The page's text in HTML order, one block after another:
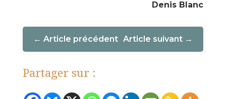
Denis Blanc
Article suivant
Article précédent
Partager sur :